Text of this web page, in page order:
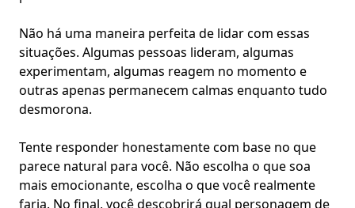
Não há uma maneira perfeita de lidar com essas
situações. Algumas pessoas lideram, algumas
experimentam, algumas reagem no momento e
outras apenas permanecem calmas enquanto tudo
desmorona.
Tente responder honestamente com base no que
parece natural para você. Não escolha o que soa
mais emocionante, escolha o que você realmente
faria. No final, você descobrirá qual personagem de